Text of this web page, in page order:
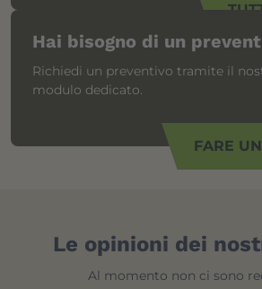
Hai bisogno di un
Richiedi un preventivo tramite il
modulo dedicato.
FARE
Le opinioni dei
Al momento non ci sono